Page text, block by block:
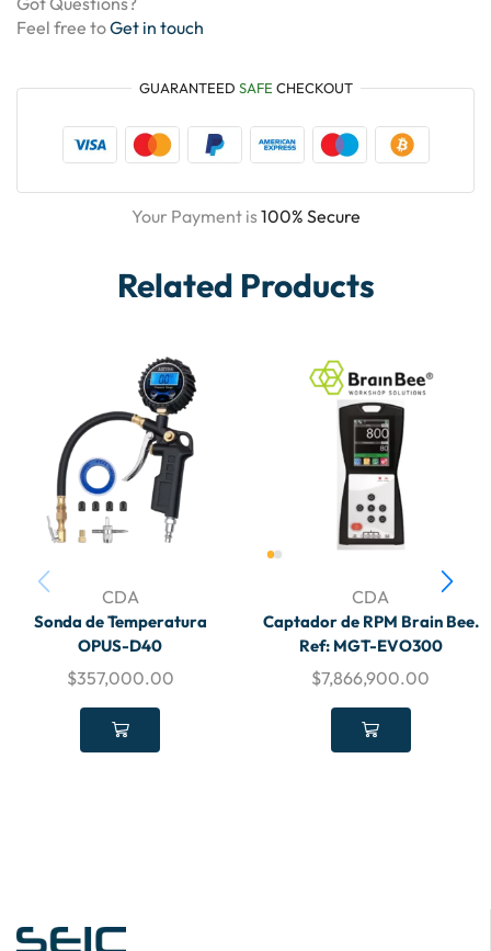
Feel free toGet in touch
GUARANTEED SAFE CHECKOUT
Your Payment is100% Secure
Related Products
CDA
Sonda de Temperatura
OPUS-D40
$357,000.00
CDA
Captador de RPM Brain Bee.
Ref: MGT-EVO300
$7,866,900.00